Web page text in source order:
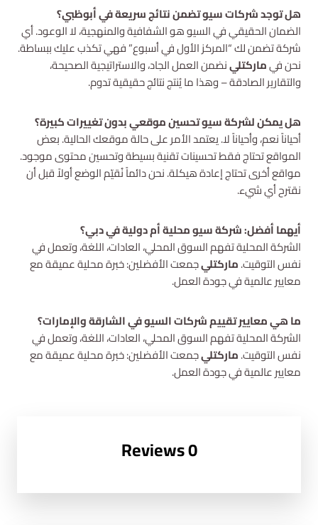
هل توجد شركات سيو تضمن نتائج سريعة في أبوظبي؟
الضمان الحقيقي في السيو هو الشفافية والمنهجية، لا الوعود. أي
شركة تضمن لك “المركز الأول في أسبوع” فهي تكذب عليك ببساطة.
نحن فيماركتلينضمن العمل الجاد، والاستراتيجية الصحيحة،
والتقارير الصادقة – وهذا ما يُنتج نتائج حقيقية تدوم.
هل يمكن لشركة سيو تحسين موقعي بدون تغييرات كبيرة؟
أحياناً نعم، وأحياناً لا. يعتمد الأمر على حالة موقعك الحالية. بعض
المواقع تحتاج فقط تحسينات تقنية بسيطة وتحسين محتوى موجود.
مواقع أخرى تحتاج إعادة هيكلة. نحن دائماً نُقيّم الوضع أولاً قبل أن
نقترح أي شيء.
أيهما أفضل: شركة سيو محلية أم دولية في دبي؟
الشركة المحلية تفهم السوق المحلي، العادات، اللغة، وتعمل في
نفس التوقيت.ماركتليجمعت الأفضلين: خبرة محلية عميقة مع
معايير عالمية في جودة العمل.
ما هي معايير تقييم شركات السيو في الشارقة والإمارات؟
الشركة المحلية تفهم السوق المحلي، العادات، اللغة، وتعمل في
نفس التوقيت.ماركتليجمعت الأفضلين: خبرة محلية عميقة مع
معايير عالمية في جودة العمل.
0 Reviews